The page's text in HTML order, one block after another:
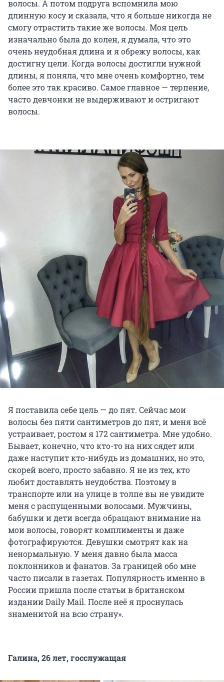
волосы. А потом подруга вспомнила мою
длинную косу и сказала, что я больше никогда не
смогу отрастить такие же волосы. Моя цель
изначально была до колен, я думала, что это
очень неудобная длина и я обрежу волосы, как
достигну цели. Когда волосы достигли нужной
длины, я поняла, что мне очень комфортно, тем
более это так красиво. Самое главное — терпение,
часто девчонки не выдерживают и остригают
волосы.
Я поставила себе цель — до пят. Сейчас мои
волосы без пяти сантиметров до пят, и меня всё
устраивает, ростом я 172 сантиметра. Мне удобно.
Бывает, конечно, что кто-то на них сядет или
даже наступит кто-нибудь из домашних, но это,
скорей всего, просто забавно. Я не из тех, кто
любит доставлять неудобства. Поэтому в
транспорте или на улице в толпе вы не увидите
меня с распущенными волосами. Мужчины,
бабушки и дети всегда обращают внимание на
мои волосы, говорят комплименты и даже
фотографируются. Девушки смотрят как на
ненормальную. У меня давно была масса
поклонников и фанатов. За границей обо мне
часто писали в газетах. Популярность именно в
России пришла после статьи в британском
издании Daily Mail. После неё я проснулась
знаменитой на всю страну».
Галина, 26 лет, госслужащая